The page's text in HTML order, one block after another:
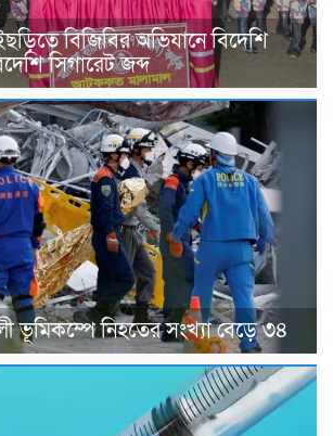
বিজিবির অভিযানে বিদেশি
সিগারেট জব্দ
ভূমিকম্পে নিহতের সংখ্যা বেড়ে ৩৪